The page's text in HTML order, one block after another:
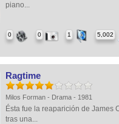
piano...
0 0 1 5,002
Ragtime
Milos Forman - Drama - 1981
Ésta fue la reaparición de James
tras una...